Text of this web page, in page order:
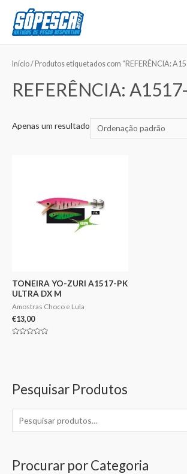
Pesquisar Produtos
Procurar por Categoria
Início/ Produtos etiquetados com “REFERÊNCIA:
REFERÊNCIA:
Apenas um resultado
TONEIRA YO-ZURI A1517-PK
ULTRA DX M
Amostras Choco e Lula
€13,00